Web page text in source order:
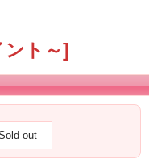
ト～]
out